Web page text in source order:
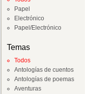
Papel
Electrónico
Papel/Electrónico
Temas
Todos
Antologías de cuentos
Antologías de poemas
Aventuras